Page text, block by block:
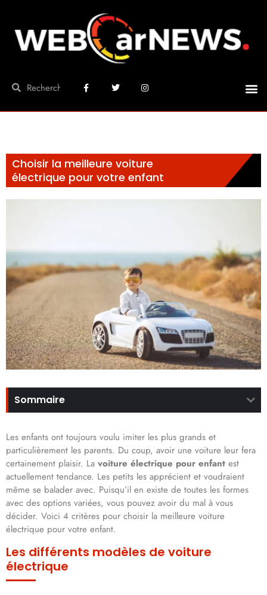
Choisir la meilleure voiture
électrique pour votre enfant
Sommaire
Les enfants ont toujours voulu imiter les plus grands et
particulièrement les parents. Du coup, avoir une voiture leur fera
certainement plaisir. La voiture électrique pour enfant est
actuellement tendance. Les petits les apprécient et voudraient
même se balader avec. Puisqu’il en existe de toutes les formes
avec des options variées, vous pouvez avoir du mal à vous
décider. Voici 4 critères pour choisir la meilleure voiture
électrique pour votre enfant.
Les différents modèles de voiture
électrique